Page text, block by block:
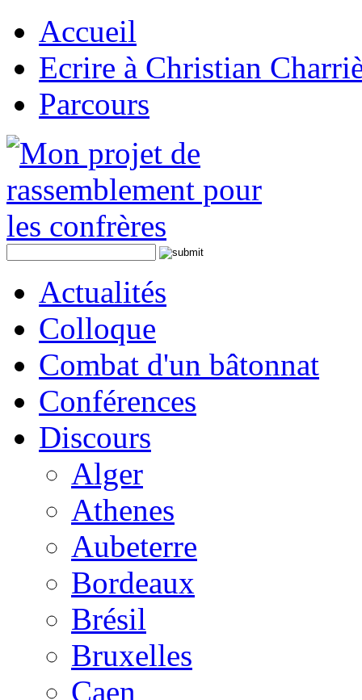
Accueil
Ecrire à Christian
Parcours
Actualités
Colloque
Combat d'un bâtonnat
Conférences
Discours
Alger
Athenes
Aubeterre
Bordeaux
Brésil
Bruxelles
Caen